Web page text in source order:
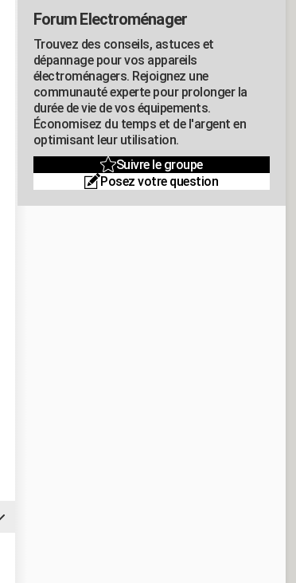
Forum Electroménager
Trouvez des conseils, astuces et
dépannage pour vos appareils
électroménagers. Rejoignez une
communauté experte pour prolonger la
durée de vie de vos équipements.
Économisez du temps et de l'argent en
optimisant leur utilisation.
Suivre le groupe
Posez votre question